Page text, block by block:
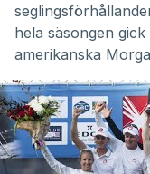
hela säsongen
amerikanska